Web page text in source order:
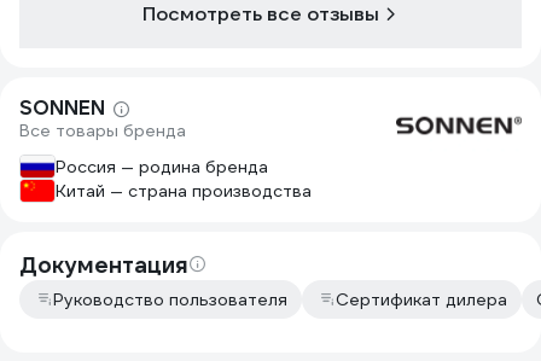
Посмотреть все отзывы
SONNEN
Все товары бренда
Россия — родина бренда
Китай — страна производства
Документация
Руководство пользователя Сертификат дилера